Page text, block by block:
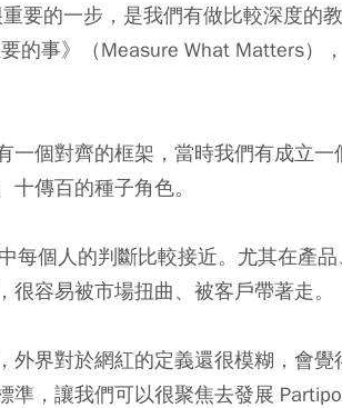
要的一步，是我們有做比較深度的
的事》（Measure What Matters）
一個對齊的框架，當時我們有成立
傳百的種子角色。
每個人的判斷比較接近。尤其在產
容易被市場扭曲、被客戶帶著走。
外界對於網紅的定義還很模糊，會
準，讓我們可以很聚焦去發展